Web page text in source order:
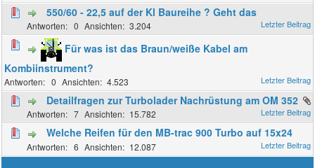
550/60 - 22,5 auf der Kl Baureihe ? Geht das
0 3.204
Für was ist das Braun/weiße Kabel am
Kombiinstrument?
0 4.523
Detailfragen zur Turbolader Nachrüstung am OM 352
7 15.782
Welche Reifen für den MB-trac 900 Turbo auf 15x24
6 12.087